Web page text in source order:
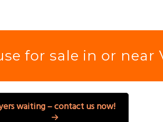
for sale in or near
waiting – contact us now!